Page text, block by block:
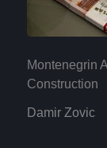
Montenegrin
Construction
Damir Zovic